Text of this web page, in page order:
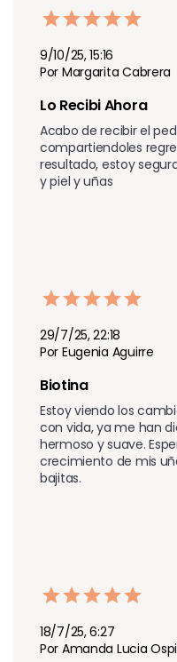
9/10/25, 15:16
Por Margarita Cabrera
Lo Recibi Ahora
Acabo de recibir el
compartiendoles
resultado, estoy
y piel y uñas
29/7/25, 22:18
Por Eugenia Aguirre
Biotina
Estoy viendo los
con vida, ya me han
hermoso y suave.
crecimiento de mis
bajitas.
18/7/25, 6:27
Por Amanda Lucia